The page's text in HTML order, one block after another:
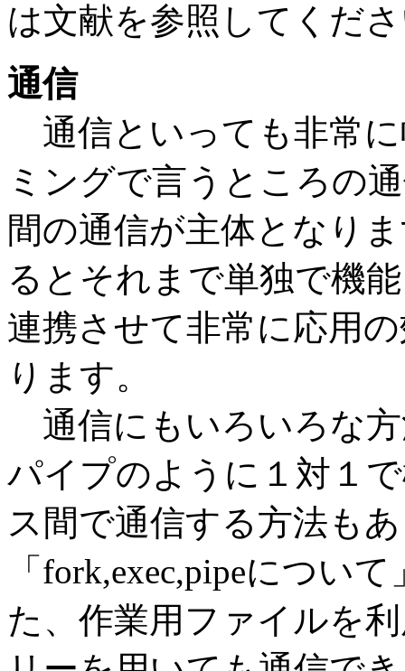
は文献を参照してくだ
通信
通信といっても非常
ミングで言うところの
間の通信が主体となり
るとそれまで単独で機
連携させて非常に応用
ります。
通信にもいろいろな
パイプのように１対１
ス間で通信する方法も
「fork,exec,pipeについ
た、作業用ファイルを